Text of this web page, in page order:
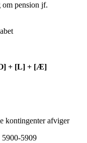
pension jf.
+ [L] + [Æ]
kontingenter afviger
5900-5909